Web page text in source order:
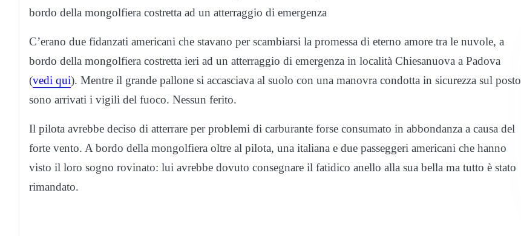
bordo della mongolfiera costretta ad un atterraggio di emergenza
C’erano due fidanzati americani che stavano per scambiarsi la promessa di eterno amore tra le nuvole, a
bordo della mongolfiera costretta ieri ad un atterraggio di emergenza in località Chiesanuova a Padova
(vedi qui). Mentre il grande pallone si accasciava al suolo con una manovra condotta in sicurezza sul posto
sono arrivati i vigili del fuoco. Nessun ferito.
Il pilota avrebbe deciso di atterrare per problemi di carburante forse consumato in abbondanza a causa del
forte vento. A bordo della mongolfiera oltre al pilota, una italiana e due passeggeri americani che hanno
visto il loro sogno rovinato: lui avrebbe dovuto consegnare il fatidico anello alla sua bella ma tutto è stato
rimandato.